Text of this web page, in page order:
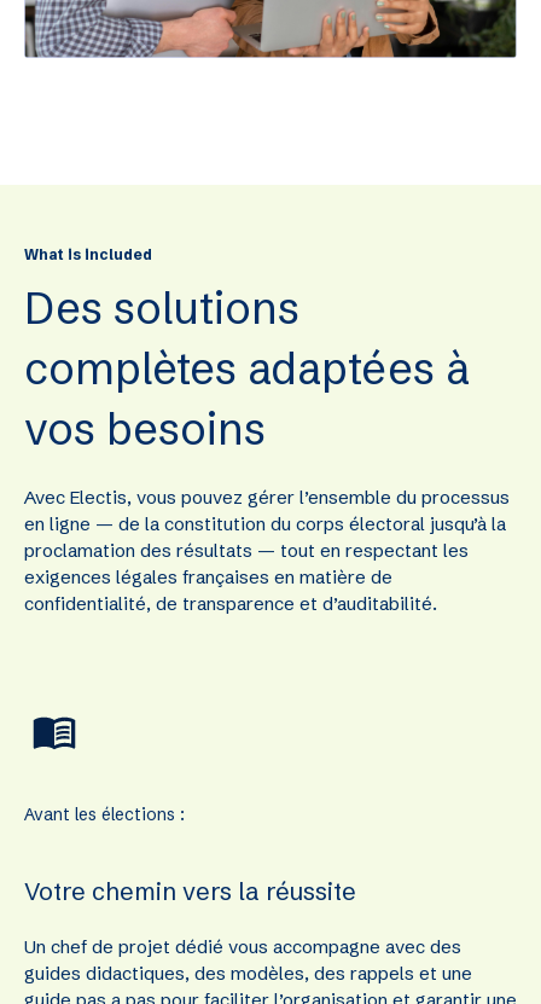
What is included
Des solutions
complètes adaptées à
vos besoins
Avec Electis, vous pouvez gérer l’ensemble du processus
en ligne — de la constitution du corps électoral jusqu’à la
proclamation des résultats — tout en respectant les
exigences légales françaises en matière de
confidentialité, de transparence et d’auditabilité.
Avant les élections :
Votre chemin vers la réussite
Un chef de projet dédié vous accompagne avec des
guides didactiques, des modèles, des rappels et une